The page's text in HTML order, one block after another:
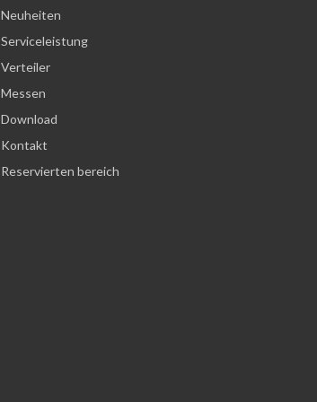
Neuheiten
Serviceleistung
Verteiler
Messen
Download
Kontakt
Reservierten bereich